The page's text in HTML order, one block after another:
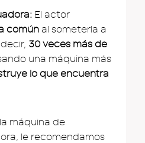
El actor
común al someterla a
30 veces más de
una máquina más
lo que encuentra
máquina de
le recomendamos